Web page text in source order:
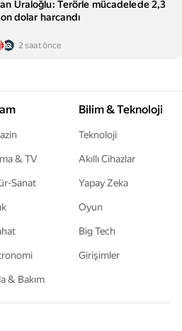
Uraloğlu: Terörle mücadelede 2,3
dolar harcandı
2 saat önce
& TV
Sanat
& Bakım
Bilim & Teknoloji
Teknoloji
Akıllı Cihazlar
Yapay Zeka
Oyun
Big Tech
Girişimler